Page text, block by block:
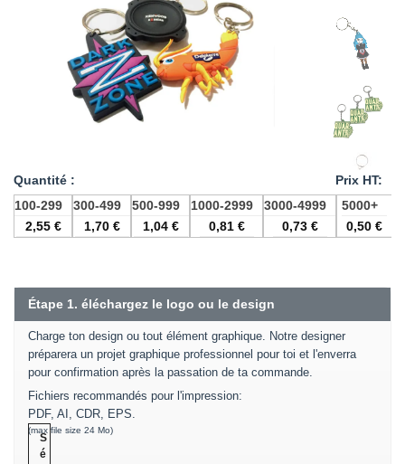
100-299
2,55 €
300-499
1,70 €
500-999
1,04 €
1000-2999
0,81 €
3000-4999
0,73 €
5000+
0,50 €
Étape 1. éléchargez le logo ou le design
Charge ton design ou tout élément graphique. Notre designer
préparera un projet graphique professionnel pour toi et l'enverra
pour confirmation après la passation de ta commande.
Fichiers recommandés pour l'impression:
PDF, AI, CDR, EPS.
S
é
(max file size 24 Mo)